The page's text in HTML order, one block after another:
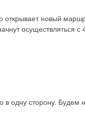
открывает новый
осуществляться с
одну сторону. Будем